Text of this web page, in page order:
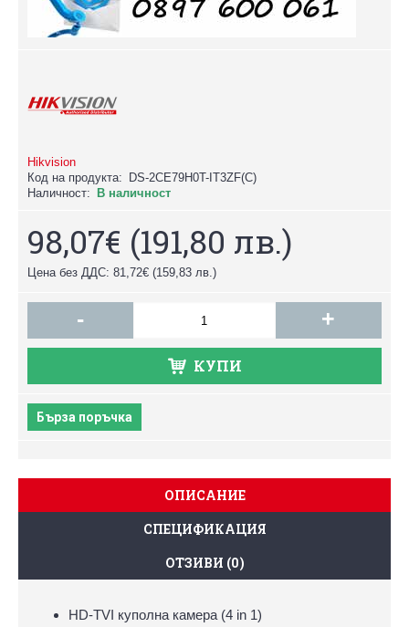
Hikvision
Код на продукта:
DS-2CE79H0T-IT3ZF(C)
Наличност:
В наличност
98,07€ (191,80 лв.)
Цена без ДДС: 81,72€ (159,83 лв.)
- +
КУПИ
Бърза поръчка
ОПИСАНИЕ
СПЕЦИФИКАЦИЯ
ОТЗИВИ (0)
HD-TVI куполна камера (4 in 1)